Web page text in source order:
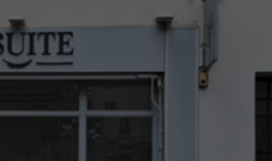
cadre de